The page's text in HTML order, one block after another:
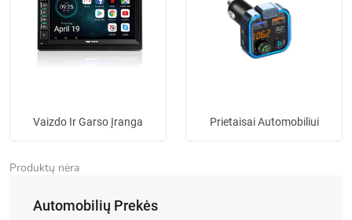
Vaizdo Ir Garso Įranga Prietaisai Automobiliui
Produktų nėra
Automobilių Prekės